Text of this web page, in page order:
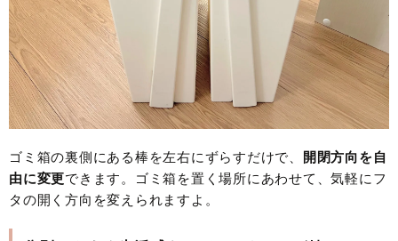
ゴミ箱の裏側にある棒を左右にずらすだけで、
開閉方向を自
由に変更できます。ゴミ箱を置く場所にあわせて、気軽にフ
タの開く方向を変えられますよ。